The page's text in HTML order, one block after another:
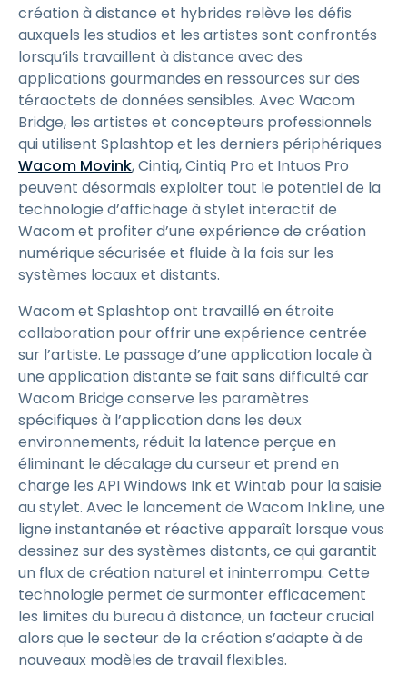
création à distance et hybrides relève les défis
auxquels les studios et les artistes sont confrontés
lorsqu’ils travaillent à distance avec des
applications gourmandes en ressources sur des
téraoctets de données sensibles. Avec Wacom
Bridge, les artistes et concepteurs professionnels
qui utilisent Splashtop et les derniers périphériques
Wacom Movink, Cintiq, Cintiq Pro et Intuos Pro
peuvent désormais exploiter tout le potentiel de la
technologie d’affichage à stylet interactif de
Wacom et profiter d’une expérience de création
numérique sécurisée et fluide à la fois sur les
systèmes locaux et distants.
Wacom et Splashtop ont travaillé en étroite
collaboration pour offrir une expérience centrée
sur l’artiste. Le passage d’une application locale à
une application distante se fait sans difficulté car
Wacom Bridge conserve les paramètres
spécifiques à l’application dans les deux
environnements, réduit la latence perçue en
éliminant le décalage du curseur et prend en
charge les API Windows Ink et Wintab pour la saisie
au stylet. Avec le lancement de Wacom Inkline, une
ligne instantanée et réactive apparaît lorsque vous
dessinez sur des systèmes distants, ce qui garantit
un flux de création naturel et ininterrompu. Cette
technologie permet de surmonter efficacement
les limites du bureau à distance, un facteur crucial
alors que le secteur de la création s’adapte à de
nouveaux modèles de travail flexibles.